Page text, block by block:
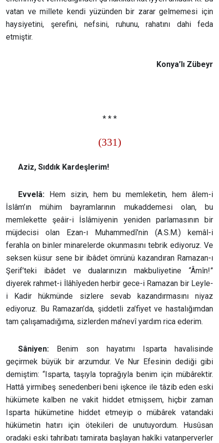
vatan ve millete kendi yüzünden bir zarar gelmemesi için
haysiyetini, şerefini, nefsini, ruhunu, rahatını dahi feda
etmiştir.
Konya’lı Zübeyr
* * *
(331)
Aziz, Sıddık Kardeşlerim!
Evvelâ: Hem sizin, hem bu memleketin, hem âlem-i
İslâm’ın mühim bayramlarının mukaddemesi olan, bu
memlekette şeâir-i İslâmiyenin yeniden parlamasının bir
müjdecisi olan Ezan-ı Muhammedî’nin (A.S.M.) kemâl-i
ferahla on binler minarelerde okunmasını tebrik ediyoruz. Ve
seksen küsur sene bir ibâdet ömrünü kazandıran Ramazan-ı
Şerif’teki ibâdet ve dualarınızın makbuliyetine “Âmîn!”
diyerek rahmet-i İlâhîyeden herbir gece-i Ramazan bir Leyle-
i Kadir hükmünde sizlere sevab kazandırmasını niyaz
ediyoruz. Bu Ramazan’da, şiddetli za’fiyet ve hastalığımdan
tam çalışamadığıma, sizlerden ma’nevî yardım rica ederim.
Sâniyen: Benim son hayatımı Isparta havalisinde
geçirmek büyük bir arzumdur. Ve Nur Efesinin dediği gibi
demiştim: “Isparta, taşıyla toprağıyla benim için mübârektir.
Hattâ yirmibeş senedenberi beni işkence ile tâzib eden eski
hükümete kalben ne vakit hiddet etmişsem, hiçbir zaman
Isparta hükümetine hiddet etmeyip o mübârek vatandaki
hükümetin hatırı için ötekileri de unutuyordum. Husûsan
oradaki eski tahribatı tamirata başlayan hakîki vatanperverler